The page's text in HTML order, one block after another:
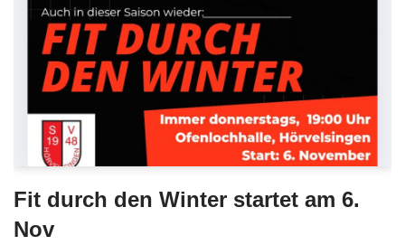
Fit durch den Winter startet am 6.
Nov